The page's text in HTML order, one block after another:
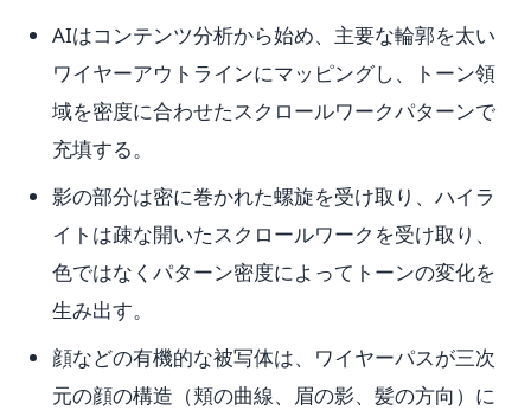
AIはコンテンツ分析から始め、主要な輪郭を太い
ワイヤーアウトラインにマッピングし、トーン領
域を密度に合わせたスクロールワークパターンで
充填する。
影の部分は密に巻かれた螺旋を受け取り、ハイラ
イトは疎な開いたスクロールワークを受け取り、
色ではなくパターン密度によってトーンの変化を
生み出す。
顔などの有機的な被写体は、ワイヤーパスが三次
元の顔の構造（頬の曲線、眉の影、髪の方向）に